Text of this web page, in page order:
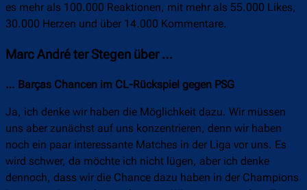
es mehr als 100.000 Reaktionen, mit mehr als 55.000 Likes,
30.000 Herzen und über 14.000 Kommentare.
Marc André ter Stegen über …
… Barças Chancen im CL-Rückspiel gegen PSG
Ja, ich denke wir haben die Möglichkeit dazu. Wir müssen
uns aber zunächst auf uns konzentrieren, denn wir haben
noch ein paar interessante Matches in der Liga vor uns. Es
wird schwer, da möchte ich nicht lügen, aber ich denke
dennoch, dass wir die Chance dazu haben in der Champions